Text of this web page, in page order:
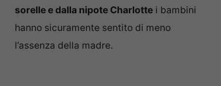
sorelle e dalla nipote Charlotte i bambini
hanno sicuramente sentito di meno
l’assenza della madre.